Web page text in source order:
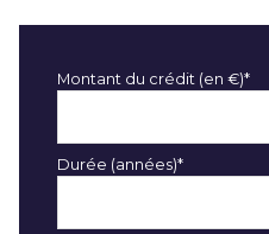
Montant du crédit (en €)*
Durée (années)*